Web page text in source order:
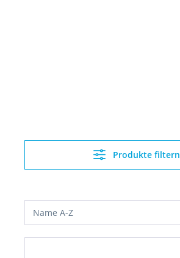
Produkte filtern